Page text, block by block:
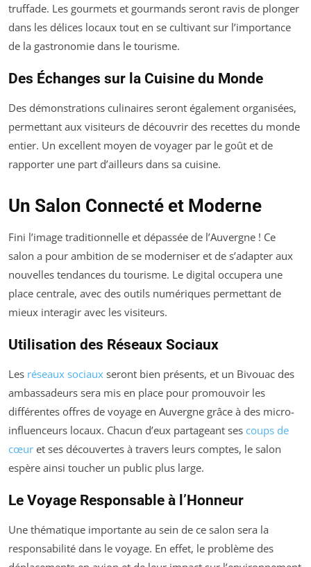
truffade. Les gourmets et gourmands seront ravis de plonger
dans les délices locaux tout en se cultivant sur l’importance
de la gastronomie dans le tourisme.
Des Échanges sur la Cuisine du Monde
Des démonstrations culinaires seront également organisées,
permettant aux visiteurs de découvrir des recettes du monde
entier. Un excellent moyen de voyager par le goût et de
rapporter une part d’ailleurs dans sa cuisine.
Un Salon Connecté et Moderne
Fini l’image traditionnelle et dépassée de l’Auvergne ! Ce
salon a pour ambition de se moderniser et de s’adapter aux
nouvelles tendances du tourisme. Le digital occupera une
place centrale, avec des outils numériques permettant de
mieux interagir avec les visiteurs.
Utilisation des Réseaux Sociaux
Les réseaux sociaux seront bien présents, et un Bivouac des
ambassadeurs sera mis en place pour promouvoir les
différentes offres de voyage en Auvergne grâce à des micro-
influenceurs locaux. Chacun d’eux partageant ses coups de
cœur et ses découvertes à travers leurs comptes, le salon
espère ainsi toucher un public plus large.
Le Voyage Responsable à l’Honneur
Une thématique importante au sein de ce salon sera la
responsabilité dans le voyage. En effet, le problème des